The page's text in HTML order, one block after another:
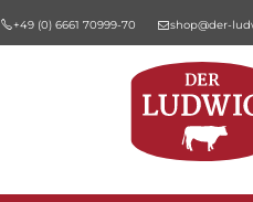
+49 (0) 6661 70999-70 shop@der-